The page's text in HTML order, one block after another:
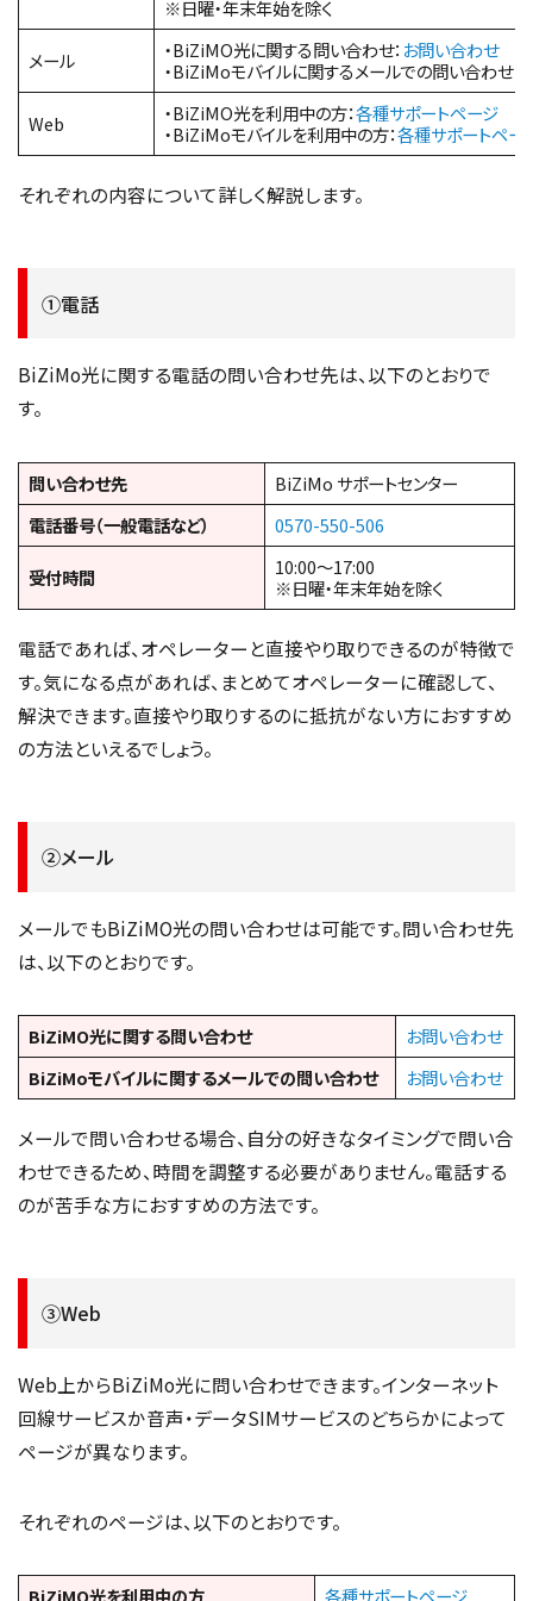
※日曜・年末年始を除く
メール ・BiZiMO光に関する問い合わせ： お問い合わせ
・BiZiMoモバイルに関するメールでの問い合わせ：
Web ・BiZiMO光を利用中の方：各種サポートページ
・BiZiMoモバイルを利用中の方：各種サポートペー
それぞれの内容について詳しく解説します。
①電話
BiZiMo光に関する電話の問い合わせ先は、以下のとおりで
す。
問い合わせ先
BiZiMo サポートセンター
電話番号（一般電話など）
0570-550-506
受付時間
10:00～17:00
※日曜・年末年始を除く
電話であれば、オペレーターと直接やり取りできるのが特徴で
す。気になる点があれば、まとめてオペレーターに確認して、
解決できます。直接やり取りするのに抵抗がない方におすすめ
の方法といえるでしょう。
②メール
メールでもBiZiMO光の問い合わせは可能です。問い合わせ先
は、以下のとおりです。
BiZiMO光に関する問い合わせ
お問い合わせ
BiZiMoモバイルに関するメールでの問い合わせ
お問い合わせ
メールで問い合わせる場合、自分の好きなタイミングで問い合
わせできるため、時間を調整する必要がありません。電話する
のが苦手な方におすすめの方法です。
③Web
Web上からBiZiMo光に問い合わせできます。インターネット
回線サービスか音声・データSIMサービスのどちらかによって
ページが異なります。
それぞれのページは、以下のとおりです。
BiZiMO光を利用中の方 各種サポートページ